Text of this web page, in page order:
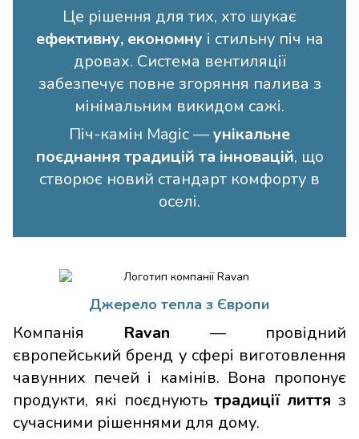
Це рішення для тих, хто шукає
ефективну, економну і стильну піч на
дровах. Система вентиляції
забезпечує повне згоряння палива з
мінімальним викидом сажі.
Піч-камін Magic —унікальне
поєднання традицій та інновацій, що
створює новий стандарт комфорту в
оселі.
Джерело тепла з Європи
Компанія Ravan — провідний
європейський бренд у сфері виготовлення
чавунних печей і камінів. Вона пропонує
продукти, які поєднуютьтрадиції лиття з
сучасними рішеннями для дому.